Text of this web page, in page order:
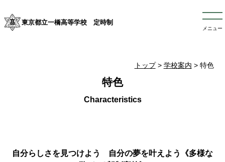
東京都立一橋高等学校 定時制
メニュー
トップ> 学校案内 > 特色
特色
自分らしさを見つけよう 自分の夢を叶えよう《多様な